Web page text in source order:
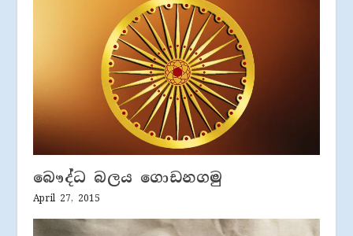
බෞද්ධ බලය ගොඩනගමු
April 27, 2015